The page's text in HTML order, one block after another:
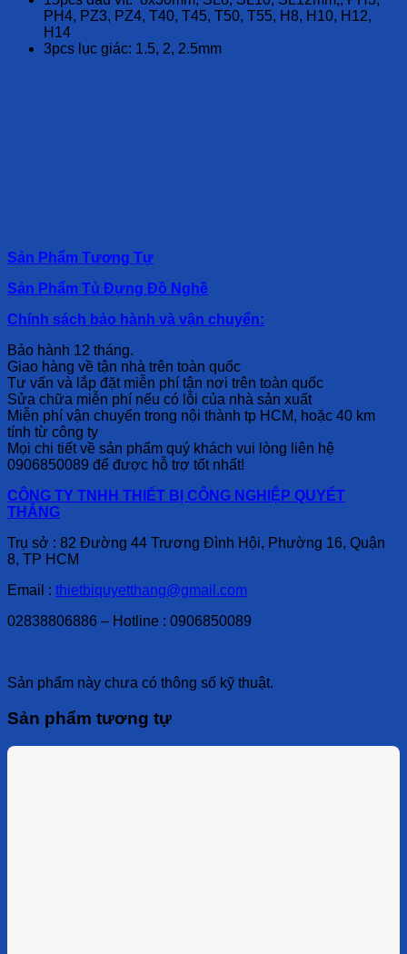
PH4, PZ3, PZ4, T40, T45, T50, T55, H8, H10, H12,
H14
3pcs lục giác: 1.5, 2, 2.5mm
Sản Phẩm Tương Tự
Sản Phẩm Tủ Đựng Đồ Nghề
Chính sách bảo hành và vận chuyển:
Bảo hành 12 tháng.
Giao hàng về tận nhà trên toàn quốc
Tư vấn và lắp đặt miễn phí tận nơi trên toàn quốc
Sửa chữa miễn phí nếu có lỗi của nhà sản xuất
Miễn phí vận chuyển trong nội thành tp HCM, hoặc 40 km
tính từ công ty
Mọi chi tiết về sản phẩm quý khách vui lòng liên hệ
0906850089 để được hỗ trợ tốt nhất!
CÔNG TY TNHH THIẾT BỊ CÔNG NGHIỆP QUYẾT
THẮNG
Trụ sở : 82 Đường 44 Trương Đình Hội, Phường 16, Quận
8, TP HCM
Email : thietbiquyetthang@gmail.com
02838806886 – Hotline : 0906850089
Sản phẩm này chưa có thông số kỹ thuật.
Sản phẩm tương tự